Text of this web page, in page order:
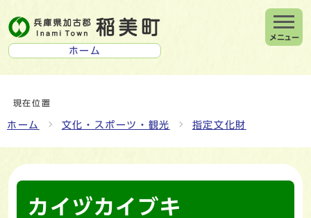
ホーム
メニュー
現在位置
ホーム 文化・スポーツ・観光 指定文化財
カイヅカイブキ